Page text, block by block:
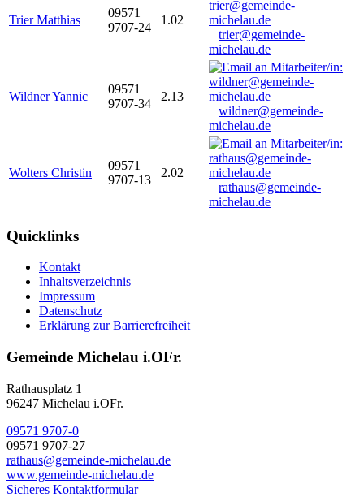
Trier Matthias
09571
9707-24
1.02
trier@gemeinde-
michelau.de
Wildner Yannic
09571
9707-34
2.13
wildner@gemeinde-
michelau.de
Wolters Christin
09571
9707-13
2.02
rathaus@gemeinde-
michelau.de
Quicklinks
Kontakt
Inhaltsverzeichnis
Impressum
Datenschutz
Erklärung zur Barrierefreiheit
Gemeinde Michelau i.OFr.
Rathausplatz 1
96247 Michelau i.OFr.
09571 9707-0
09571 9707-27
rathaus@gemeinde-michelau.de
www.gemeinde-michelau.de
Sicheres Kontaktformular